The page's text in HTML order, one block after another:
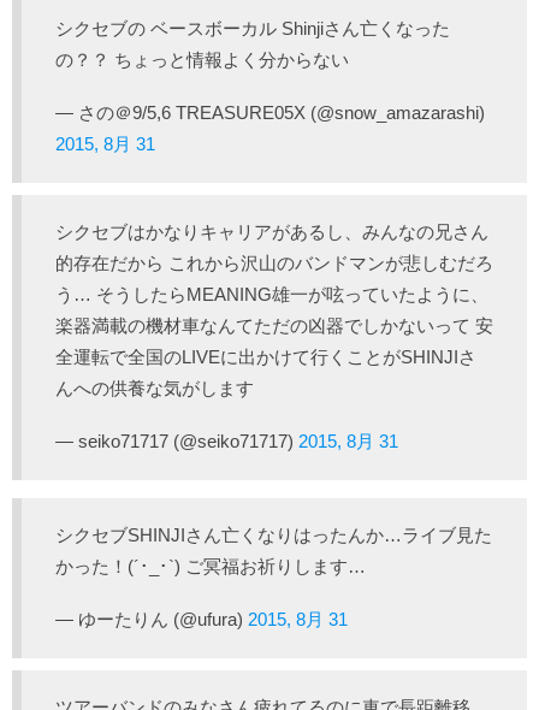
シクセブの ベースボーカル Shinjiさん亡くなった
の？？ ちょっと情報よく分からない
— さの＠9/5,6 TREASURE05X (@snow_amazarashi)
2015, 8月 31
シクセブはかなりキャリアがあるし、みんなの兄さん
的存在だから これから沢山のバンドマンが悲しむだろ
う… そうしたらMEANING雄一が呟っていたように、
楽器満載の機材車なんてただの凶器でしかないって 安
全運転で全国のLIVEに出かけて行くことがSHINJIさ
んへの供養な気がします
— seiko71717 (@seiko71717) 2015, 8月 31
シクセブSHINJIさん亡くなりはったんか…ライブ見た
かった！(´･_･`) ご冥福お祈りします…
— ゆーたりん (@ufura) 2015, 8月 31